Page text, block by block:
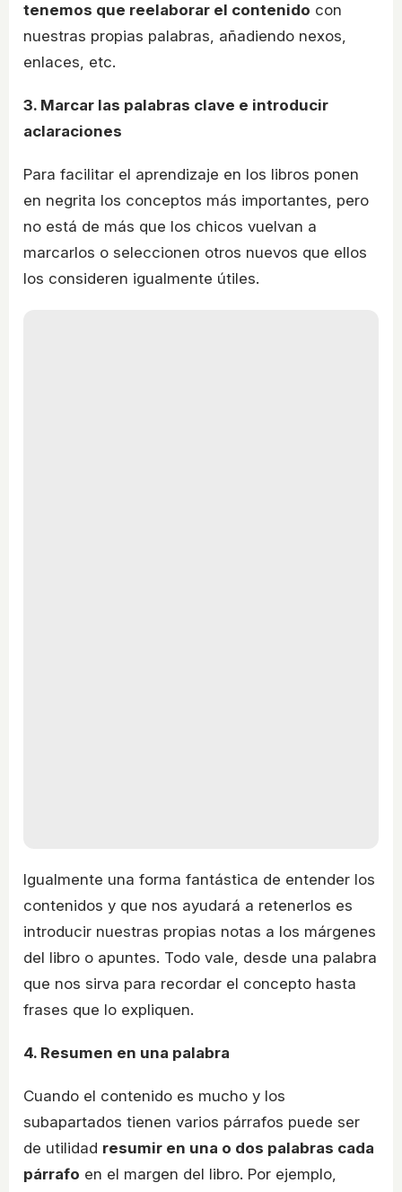
tenemos que reelaborar el contenido con
nuestras propias palabras, añadiendo nexos,
enlaces, etc.
3. Marcar las palabras clave e introducir
aclaraciones
Para facilitar el aprendizaje en los libros ponen
en negrita los conceptos más importantes, pero
no está de más que los chicos vuelvan a
marcarlos o seleccionen otros nuevos que ellos
los consideren igualmente útiles.
Igualmente una forma fantástica de entender los
contenidos y que nos ayudará a retenerlos es
introducir nuestras propias notas a los márgenes
del libro o apuntes. Todo vale, desde una palabra
que nos sirva para recordar el concepto hasta
frases que lo expliquen.
4. Resumen en una palabra
Cuando el contenido es mucho y los
subapartados tienen varios párrafos puede ser
de utilidad resumir en una o dos palabras cada
párrafo en el margen del libro. Por ejemplo,